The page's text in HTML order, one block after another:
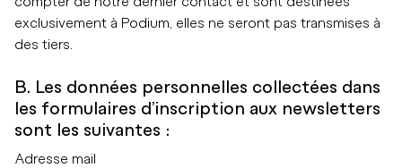
compter de notre dernier contact et sont destinées
exclusivement à Podium, elles ne seront pas transmises à
des tiers.
B. Les données personnelles collectées dans
les formulaires d’inscription aux newsletters
sont les suivantes :
Adresse mail